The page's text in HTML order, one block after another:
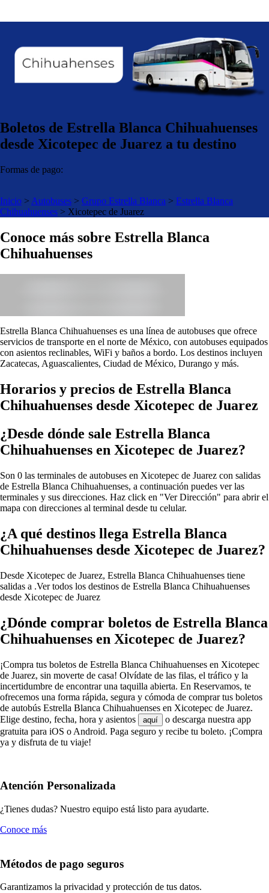
Boletos de Estrella Blanca Chihuahuenses
desde Xicotepec de Juarez a tu destino
Formas de pago:
Inicio > Autobuses > Grupo Estrella Blanca > Estrella Blanca
Chihuahuenses > Xicotepec de Juarez
Conoce más sobre Estrella Blanca
Chihuahuenses
Estrella Blanca Chihuahuenses es una línea de autobuses que ofrece
servicios de transporte en el norte de México, con autobuses equipados
con asientos reclinables, WiFi y baños a bordo. Los destinos incluyen
Zacatecas, Aguascalientes, Ciudad de México, Durango y más.
Horarios y precios de Estrella Blanca
Chihuahuenses desde Xicotepec de Juarez
¿Desde dónde sale Estrella Blanca
Chihuahuenses en Xicotepec de Juarez?
Son 0 las terminales de autobuses en Xicotepec de Juarez con salidas
de Estrella Blanca Chihuahuenses, a continuación puedes ver las
terminales y sus direcciones. Haz click en "Ver Dirección" para abrir el
mapa con direcciones al terminal desde tu celular.
¿A qué destinos llega Estrella Blanca
Chihuahuenses desde Xicotepec de Juarez?
Desde Xicotepec de Juarez, Estrella Blanca Chihuahuenses tiene
salidas a .Ver todos los destinos de Estrella Blanca Chihuahuenses
desde Xicotepec de Juarez
¿Dónde comprar boletos de Estrella Blanca
Chihuahuenses en Xicotepec de Juarez?
¡Compra tus boletos de Estrella Blanca Chihuahuenses en Xicotepec
de Juarez, sin moverte de casa! Olvídate de las filas, el tráfico y la
incertidumbre de encontrar una taquilla abierta. En Reservamos, te
ofrecemos una forma rápida, segura y cómoda de comprar tus boletos
de autobús Estrella Blanca Chihuahuenses en Xicotepec de Juarez.
Elige destino, fecha, hora y asientos
aquí
o descarga nuestra app
gratuita para iOS o Android. Paga seguro y recibe tu boleto. ¡Compra
ya y disfruta de tu viaje!
Atención Personalizada
¿Tienes dudas? Nuestro equipo está listo para ayudarte.
Conoce más
Métodos de pago seguros
Garantizamos la privacidad y protección de tus datos.